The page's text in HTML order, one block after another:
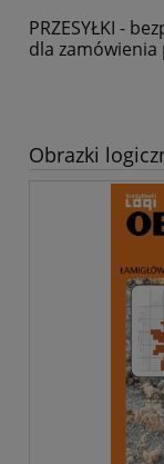
PRZESYŁKI -
dla zamówienia
Obrazki